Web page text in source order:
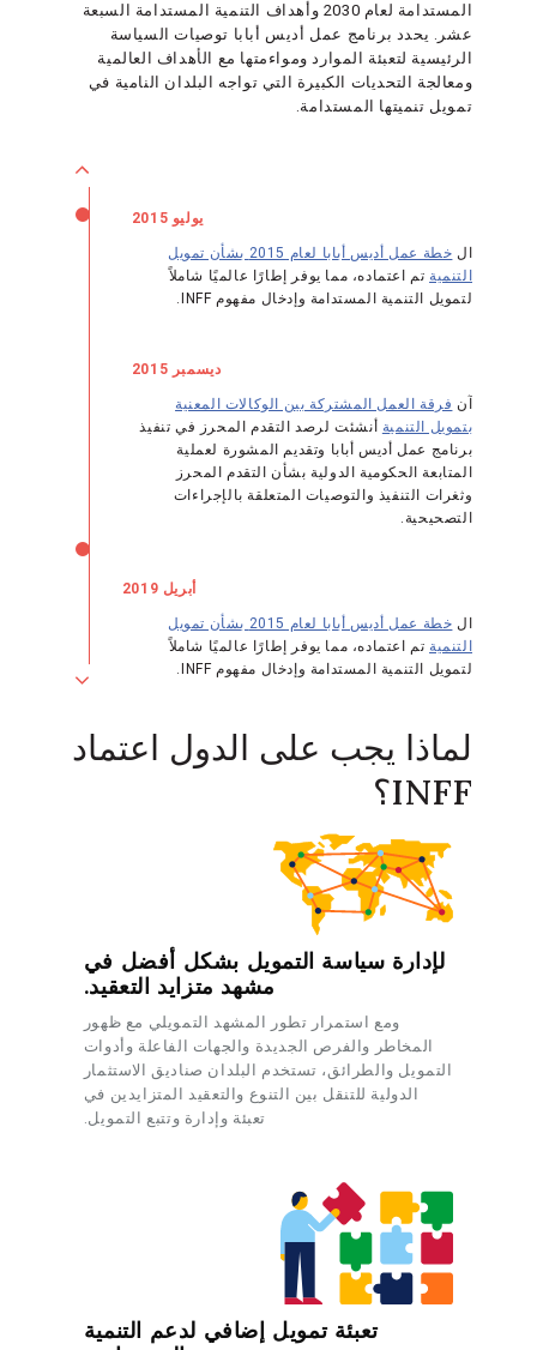
المستدامة لعام 2030 وأهداف التنمية المستدامة السبعة
عشر. يحدد برنامج عمل أديس أبابا توصيات السياسة
الرئيسية لتعبئة الموارد ومواءمتها مع الأهداف العالمية
ومعالجة التحديات الكبيرة التي تواجه البلدان النامية في
تمويل تنميتها المستدامة.
يوليو 2015
ال
خطة عمل أديس أبابا لعام 2015 بشأن تمويل
التنمية تم اعتماده، مما يوفر إطارًا عالميًا شاملاً
لتمويل التنمية المستدامة وإدخال مفهوم INFF.
ديسمبر 2015
آن فرقة العمل المشتركة بين الوكالات المعنية
بتمويل التنمية أنشئت لرصد التقدم المحرز في تنفيذ
برنامج عمل أديس أبابا وتقديم المشورة لعملية
المتابعة الحكومية الدولية بشأن التقدم المحرز
وثغرات التنفيذ والتوصيات المتعلقة بالإجراءات
التصحيحية.
أبريل 2019
ال
خطة عمل أديس أبابا لعام 2015 بشأن تمويل
التنمية تم اعتماده، مما يوفر إطارًا عالميًا شاملاً
لتمويل التنمية المستدامة وإدخال مفهوم INFF.
سبتمبر 2019
الحوار الرفيع المستوى بشأن تمويل التنمية
16 دولة بالريادة في تطوير وتنفيذ استراتيجيات
أول وثيقة إرشادية لـ INFF لـ
ديسمبر 2020
مواد توجيه INFF لـ
حجر الأساس للتقييم والتشخيص
يتم نشرها.
استراتيجية التمويل
والتنسيق يتم نشر اللبنات الأساسية.
منصة المعرفة INFF هي تم إطلاقه رسميًا
لماذا يجب على الدول اعتماد
INFF؟
لإدارة سياسة التمويل بشكل أفضل في
مشهد متزايد التعقيد.
ومع استمرار تطور المشهد التمويلي مع ظهور
المخاطر والفرص الجديدة والجهات الفاعلة وأدوات
التمويل والطرائق، تستخدم البلدان صناديق الاستثمار
الدولية للتنقل بين التنوع والتعقيد المتزايدين في
تعبئة وإدارة وتتبع التمويل.
تعبئة تمويل إضافي لدعم التنمية